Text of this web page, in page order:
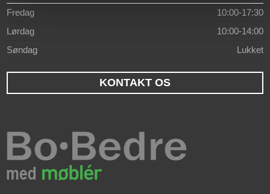
Fredag
10:00-17:30
Lørdag
10:00-14:00
Søndag
Lukket
KONTAKT OS